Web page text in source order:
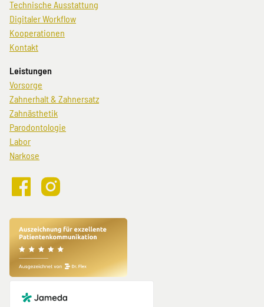
überspringen
Technische Ausstattung
Digitaler Workflow
Kooperationen
Kontakt
Leistungen
Navigation
überspringen
Vorsorge
Zahnerhalt & Zahnersatz
Zahnästhetik
Parodontologie
Labor
Narkose
Crown48
bei